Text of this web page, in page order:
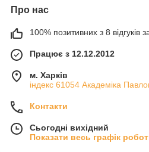
Про нас
100% позитивних з 8 відгуків
Працює з 12.12.2012
м. Харків
індекс 61054 Академіка
Контакти
Сьогодні вихідний
Показати весь графік